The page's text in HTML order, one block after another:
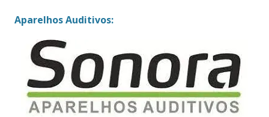
Aparelhos Auditivos: